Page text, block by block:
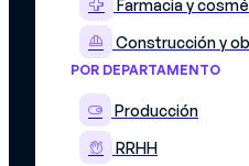
Farmacia y
Construcción y
POR DEPARTAMENTO
Producción
RRHH